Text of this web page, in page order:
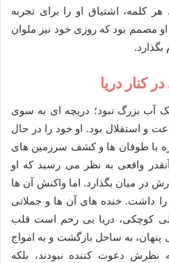
کلمه، اشتیاق او را برای تجربه
مصمم بود که روزی خود نیز ملوان
بگذارد.
کنار دریا
آب بزرگ نبود؛ دریچه ای به سوی
و استقلال بود. او خود را در حال
با طوفان ها و کشف سرزمین های
واقعی به نظر می رسید که او
در میان بگذارد. اما واکنش آن ها
را داشت. خنده های آن ها و جملاتی
کوچکی، دریا بی رحم است قلب
به ساحل بازگشت و به امواج
نظرش دعوت کننده نبودند، بلکه